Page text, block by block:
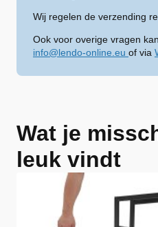
Wij regelen de verzending
Ook voor overige vragen
info@lendo-online.eu of via
Wat je
leuk vindt